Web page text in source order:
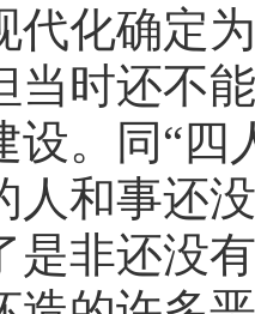
代化确定
当时还不
设。同“四
人和事还
是非还没